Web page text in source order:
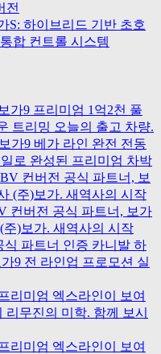
전
S: 하이브리드 기반 초호
합 컨트롤 시스템
가9 프리미엄 1억2천 풀
트리밍 오늘의 출고 차량.
가9 베가 라인 완전 전동
로 완성된 프리미엄 차박
컨버전 공식 파트너, 보
(주)보가. 새역사의 시작
컨버전 공식 파트너, 보가
)보가. 새역사의 시작
식 파트너 인증 카니발 하
9 전 라인업 프로모션 실
리미엄 엑스라인이 보여
무진의 미학. 함께 보시
리미엄 엑스라인이 보여